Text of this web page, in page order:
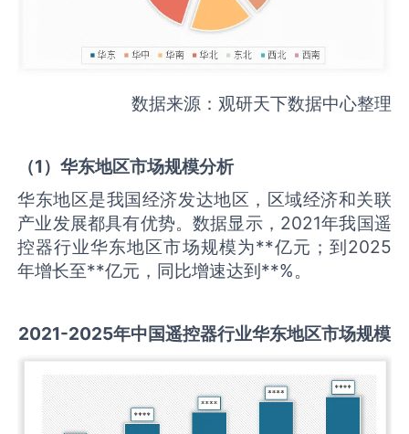
数据来源：观研天下数据中心整理
（1）华东地区市场规模分析
华东地区是我国经济发达地区，区域经济和关联
产业发展都具有优势。数据显示，2021年我国遥
控器行业华东地区市场规模为**亿元；到2025
年增长至**亿元，同比增速达到**%。
2021-2025年中国遥控器行业华东地区市场规模